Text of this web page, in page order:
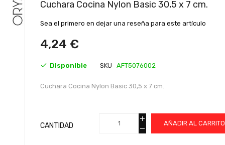
comienzo
galería
Cuchara Cocina Nylon Basic 30,5 x 7 cm.
Sea el primero en dejar una reseña para este artículo
4,24 €
Disponible SKU AFT5076002
Cuchara Cocina Nylon Basic 30,5 x 7 cm.
CANTIDAD AÑADIR AL CARRITO